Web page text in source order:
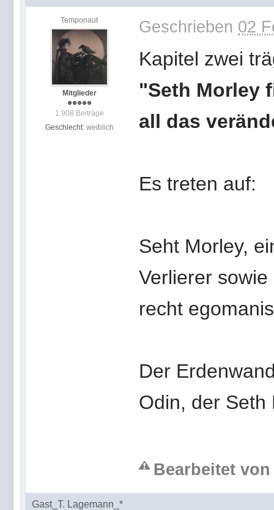
Temponaut
Mitglieder
1.908 Beiträge
Geschlecht: weiblich
Geschrieben 02
Kapitel zwei
"Seth Morley
all das
Es treten auf:
Seht Morley,
Verlierer
recht
Der
Odin, der Seth
Bearbeitet von
Gast_T. Lagemann_*